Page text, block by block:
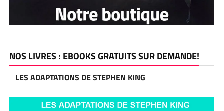
NOS LIVRES : EBOOKS GRATUITS SUR DEMANDE!
LES ADAPTATIONS DE STEPHEN KING